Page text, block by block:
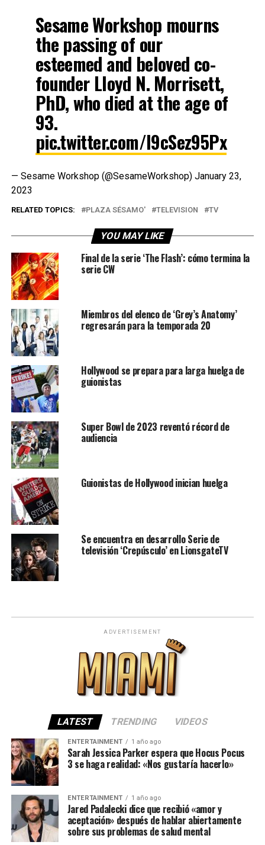
Sesame Workshop mourns
the passing of our
esteemed and beloved co-
founder Lloyd N. Morrisett,
PhD, who died at the age of
93.
pic.twitter.com/I9cSez95Px
— Sesame Workshop (@SesameWorkshop) January 23,
2023
RELATED TOPICS: PLAZA SÉSAMO' TELEVISION TV
YOU MAY LIKE
Final de la serie ‘The Flash’: cómo termina la
serie CW
Miembros del elenco de ‘Grey’s Anatomy’
regresarán para la temporada 20
Hollywood se prepara para larga huelga de
guionistas
Super Bowl de 2023 reventó récord de
audiencia
Guionistas de Hollywood inician huelga
Se encuentra en desarrollo Serie de
televisión ‘Crepúsculo’ en LionsgateTV
ADVERTISEMENT
LATEST TRENDING VIDEOS
ENTERTAINMENT 1 año ago
Sarah Jessica Parker espera que Hocus Pocus
3 se haga realidad: «Nos gustaría hacerlo»
ENTERTAINMENT 1 año ago
Jared Padalecki dice que recibió «amor y
aceptación» después de hablar abiertamente
sobre sus problemas de salud mental